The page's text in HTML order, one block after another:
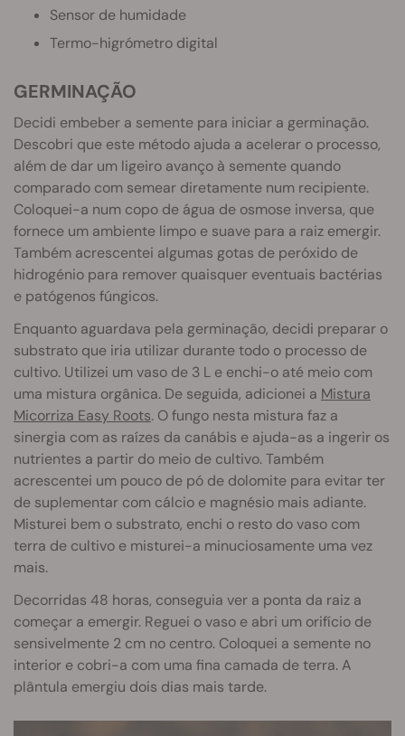
Sensor de humidade
Termo-higrómetro digital
GERMINAÇÃO
Decidi embeber a semente para iniciar a germinação.
Descobri que este método ajuda a acelerar o processo,
além de dar um ligeiro avanço à semente quando
comparado com semear diretamente num recipiente.
Coloquei-a num copo de água de osmose inversa, que
fornece um ambiente limpo e suave para a raiz emergir.
Também acrescentei algumas gotas de peróxido de
hidrogénio para remover quaisquer eventuais bactérias
e patógenos fúngicos.
Enquanto aguardava pela germinação, decidi preparar o
substrato que iria utilizar durante todo o processo de
cultivo. Utilizei um vaso de 3 L e enchi-o até meio com
uma mistura orgânica. De seguida, adicionei a Mistura
Micorriza Easy Roots. O fungo nesta mistura faz a
sinergia com as raízes da canábis e ajuda-as a ingerir os
nutrientes a partir do meio de cultivo. Também
acrescentei um pouco de pó de dolomite para evitar ter
de suplementar com cálcio e magnésio mais adiante.
Misturei bem o substrato, enchi o resto do vaso com
terra de cultivo e misturei-a minuciosamente uma vez
mais.
Decorridas 48 horas, conseguia ver a ponta da raiz a
começar a emergir. Reguei o vaso e abri um orifício de
sensivelmente 2 cm no centro. Coloquei a semente no
interior e cobri-a com uma fina camada de terra. A
plântula emergiu dois dias mais tarde.